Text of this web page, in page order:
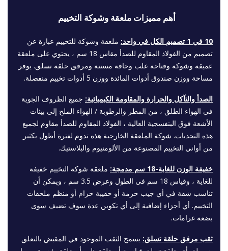
أهم مميزات ملعقة وشوكة التخييم
10 في 1 تصميم الكل في واحد:
ملعقة وشوكة للتخييم عبارة عن
تصميم من الفولاذ المقاوم للصدأ مقاس 18 سم ، يحتوي على ملعقة
عميقة وشوكة وفتاحة علب وحافة مسننة ومرفق حلقة تسلق. يوفر
مساحة ووزن صندوق أدوات المائدة ووزن 5 أدوات تخييم منفصلة.
الصدأ والتآكل والحرارة والمقاومة الكيميائية: جميع الظروف الجوية
في الهواء الطلق ، من المطر والرطوبة / الهواء الملح إلى بيئات
الأشعة فوق البنفسجية العالية ، الفولاذ المقاوم للصدأ مقاوم لجميع
هذه التحديات. شوكة الملعقة الخارجية هذه تدوم لفترة أطول بكثير
من أواني التخييم المصنوعة من الألومنيوم والبلاستيك.
خفيفة الوزن للغاية-18 سم مدمجة:
ملعقة شوكة التخييم خفيفة
للغاية ، وقياس 18 سم في الطول وعرض 3.5 سم ، ويمكن أن
تناسب شقة في أي جيب حزمة أو حقيبة حزام أو منظم ملحقات
التخييم. أي أجزاء إضافية إلى أي تكوين عدة سوف تضيف سوى
بضعة غرامات.
ثقب مرفق حلقة تسلق: يسمح الثقب الموجود في المقبض بالتعلق